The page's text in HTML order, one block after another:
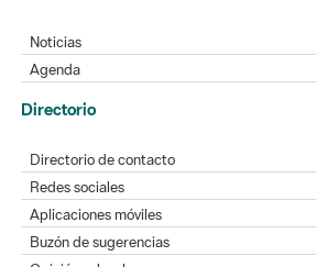
Noticias
Agenda
Directorio
Directorio de contacto
Redes sociales
Aplicaciones móviles
Buzón de sugerencias